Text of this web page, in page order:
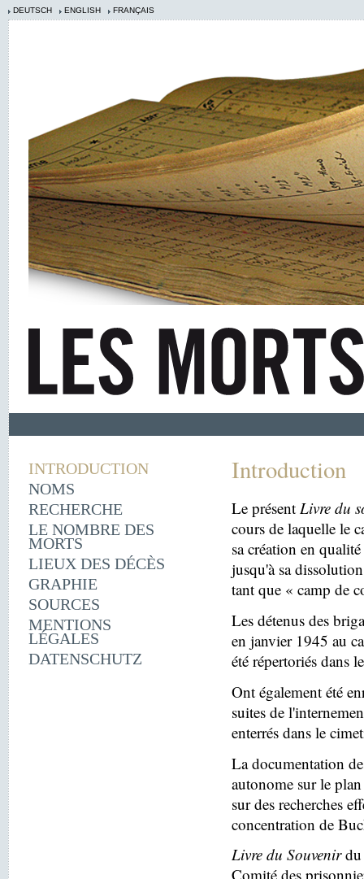
DEUTSCH ENGLISH FRANÇAIS
INTRODUCTION
NOMS
RECHERCHE
LE NOMBRE DES
MORTS
LIEUX DES DÉCÈS
GRAPHIE
SOURCES
MENTIONS
LÉGALES
DATENSCHUTZ
Introduction
Le présentLivre du
cours de laquelle le
sa création en
jusqu'à sa
tant que « camp de
Les détenus des
en janvier 1945 au
été répertoriés dans
Ont également été
suites de
enterrés dans le
La documentation
autonome sur le
sur des recherches
concentration de
Livre du Souvenirdu
Comité des